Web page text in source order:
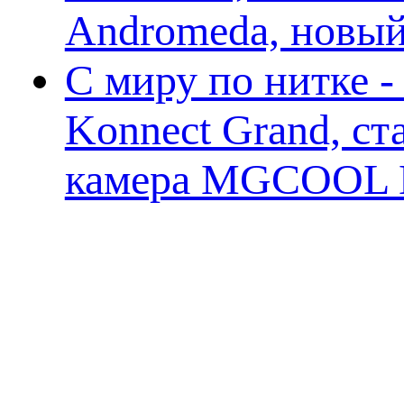
Andromeda,
С миру по нитке -
Konnect Grand,
камера MGCOOL